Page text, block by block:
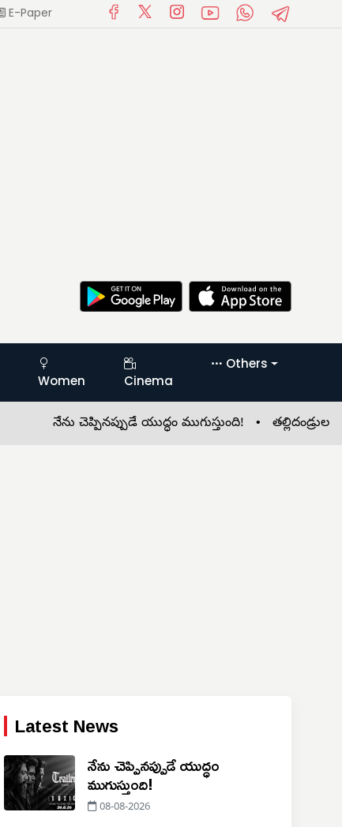
E-Paper
Women Cinema
Others
నేను చెప్పినప్పుడే యుద్ధం ముగుస్తుంది! •తల్లిదండ్రుల
Latest News
నేను చెప్పినప్పుడే యుద్ధం
ముగుస్తుంది!
08-08-2026